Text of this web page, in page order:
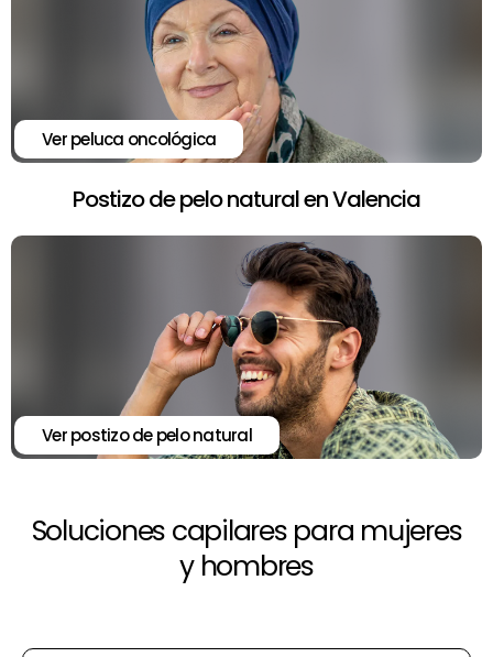
Ver peluca oncológica
Postizo de pelo natural en Valencia
Ver postizo de pelo natural
Soluciones capilares para mujeres
y hombres